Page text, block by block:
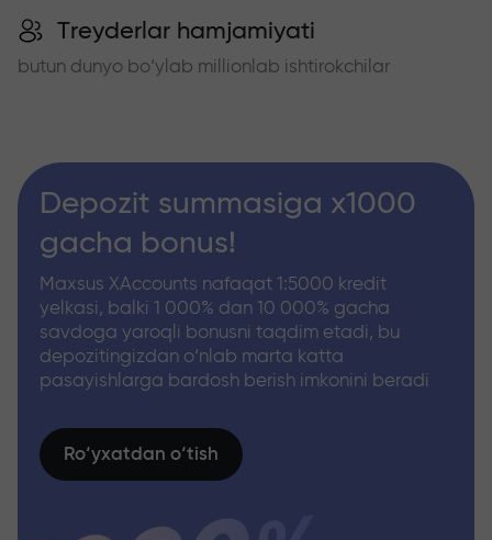
Treyderlar hamjamiyati
butun dunyo bo‘ylab millionlab ishtirokchilar
Depozit summasiga x1000
gacha bonus!
Maxsus XAccounts nafaqat 1:5000 kredit
yelkasi, balki 1 000% dan 10 000% gacha
savdoga yaroqli bonusni taqdim etadi, bu
depozitingizdan o‘nlab marta katta
pasayishlarga bardosh berish imkonini beradi
Ro‘yxatdan o‘tish